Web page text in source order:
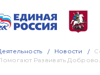
Новости
Развивать